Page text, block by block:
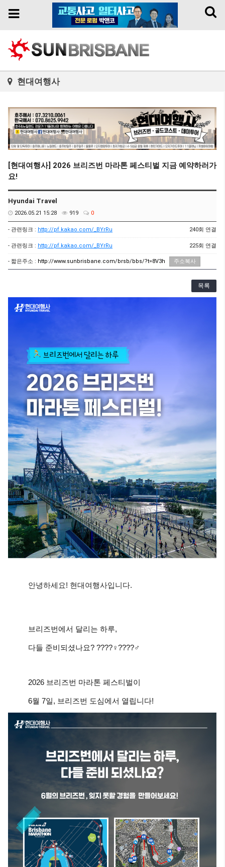
Toggle
Toggle
현대여행사
[현대여행사] 2026 브리즈번 마라톤 페스티벌 지금 예약하러가
요!
Hyundai Travel
2026.05.21 15:28 919 0
- 관련링크 : http://pf.kakao.com/_BYrRu 240회 연결
- 관련링크 : http://pf.kakao.com/_BYrRu 225회 연결
- 짧은주소 : http://www.sunbrisbane.com/brsb/bbs/?t=8V3h 주소복사
목록
안녕하세요! 현대여행사입니다.
브리즈번에서 달리는 하루,
다들 준비되셨나요? ????‍♀️????‍♂️
2026 브리즈번 마라톤 페스티벌이
6월 7일, 브리즈번 도심에서 열립니다!